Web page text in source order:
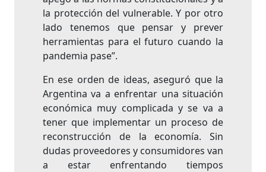
la protección del vulnerable. Y por otro
lado tenemos que pensar y prever
herramientas para el futuro cuando la
pandemia pase”.
En ese orden de ideas, aseguró que la
Argentina va a enfrentar una situación
económica muy complicada y se va a
tener que implementar un proceso de
reconstrucción de la economía. Sin
dudas proveedores y consumidores van
a estar enfrentando tiempos